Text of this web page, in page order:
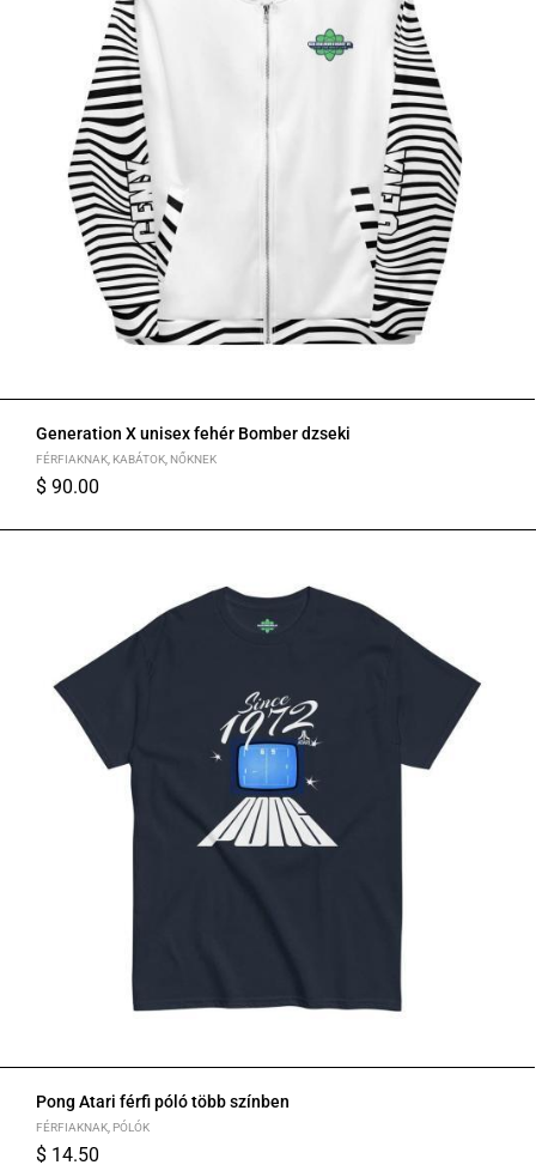
Generation X unisex fehér Bomber dzseki
FÉRFIAKNAK KABÁTOK NŐKNEK
$ 90.00
Pong Atari férfi póló több színben
FÉRFIAKNAK PÓLÓK
$ 14.50